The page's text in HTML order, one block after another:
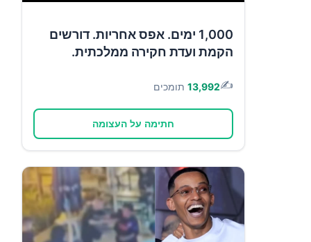
1,000 ימים. אפס אחריות. דורשים
הקמת ועדת חקירה ממלכתית.
✍️
13,992 תומכים
חתימה על העצומה